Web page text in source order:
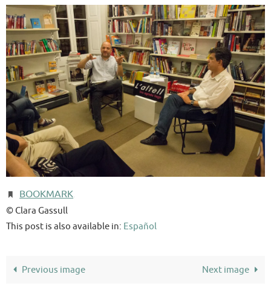
BOOKMARK
© Clara Gassull
This post is also available in: Español
Previous image Next image